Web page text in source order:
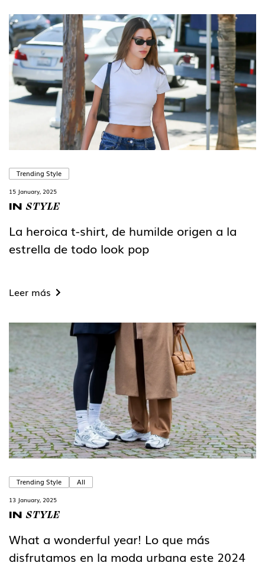
Trending Style
15 January, 2025
INSTYLE
La heroica t-shirt, de humilde origen a la
estrella de todo look pop
Leer más
Trending Style All
13 January, 2025
INSTYLE
What a wonderful year! Lo que más
disfrutamos en la moda urbana este 2024